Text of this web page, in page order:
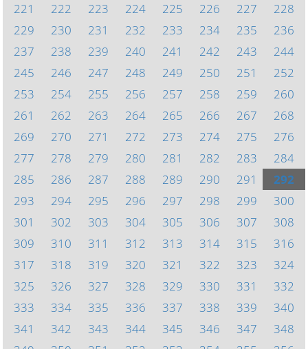
221
222 223 224 225 226 227
228
229
230 231 232 233 234 235
236
237
238 239 240 241 242 243
244
245
246 247 248 249 250 251
252
253
254 255 256 257 258 259
260
261
262 263 264 265 266 267
268
269
270 271 272 273 274 275
276
277
278 279 280 281 282 283
284
285
286 287 288 289 290 291
292
293
294 295 296 297 298 299
300
301
302 303 304 305 306 307
308
309
310 311 312 313 314 315
316
317
318 319 320 321 322 323
324
325
326 327 328 329 330 331
332
333
334 335 336 337 338 339
340
341
342 343 344 345 346 347
348